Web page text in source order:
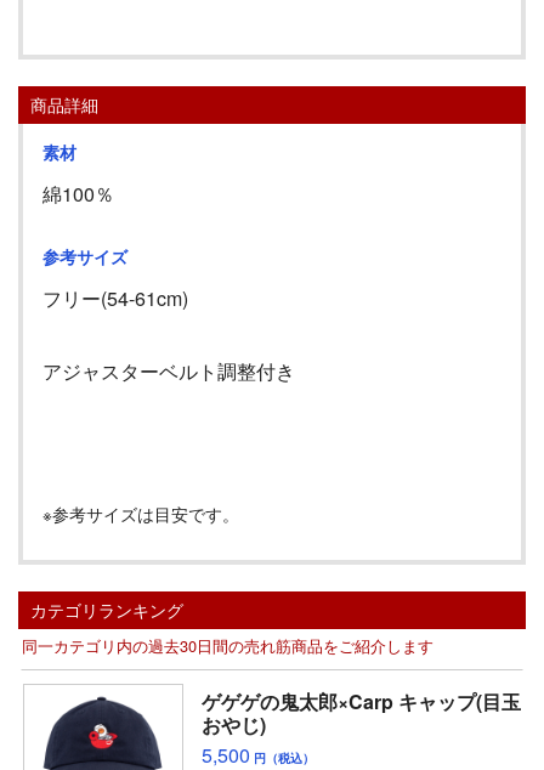
商品詳細
素材
綿100％
参考サイズ
フリー(54-61cm)
アジャスターベルト調整付き
※参考サイズは目安です。
カテゴリランキング
同一カテゴリ内の過去30日間の売れ筋商品をご紹介します
ゲゲゲの鬼太郎×Carp キャップ(目玉
おやじ)
5,500 円（税込）